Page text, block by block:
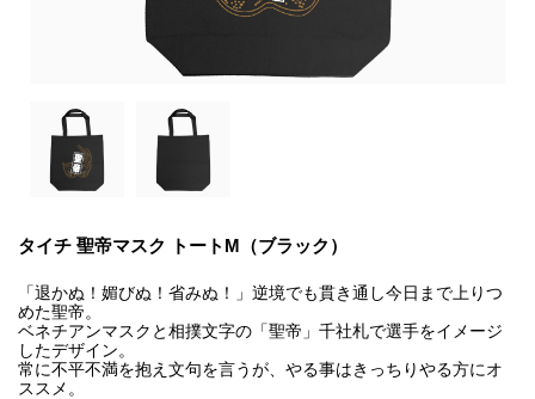
タイチ 聖帝マスク トートM（ブラック）
「退かぬ！媚びぬ！省みぬ！」逆境でも貫き通し今日まで上りつ
めた聖帝。
ベネチアンマスクと相撲文字の「聖帝」千社札で選手をイメージ
したデザイン。
常に不平不満を抱え文句を言うが、やる事はきっちりやる方にオ
ススメ。